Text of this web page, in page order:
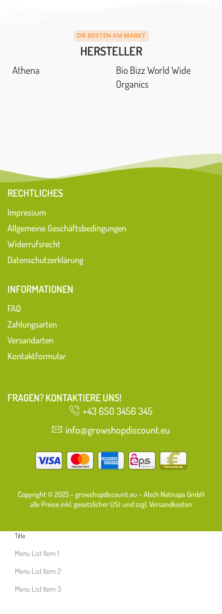
DIE BESTEN AM MARKT
HERSTELLER
Athena
Bio Bizz World Wide
Organics
RECHTLICHES
Impressum
Allgemeine Geschäftsbedingungen
Widerrufsrecht
Datenschutzerklärung
INFORMATIONEN
FAQ
Zahlungsarten
Versandarten
Kontaktformular
FRAGEN? KONTAKTIERE UNS!
+43 650 3456 345
info@growshopdiscount.eu
Copyright © 2025 – growshopdiscount.eu – Alsch Netnapa GmbH
alle Preise inkl. gesetzlicher USt und zzgl. Versandkosten
Title
Menu List Item 1
Menu List Item 2
Menu List Item 3